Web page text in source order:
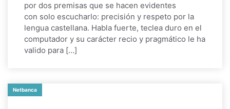
por dos premisas que se hacen evidentes
con solo escucharlo: precisión y respeto por la
lengua castellana. Habla fuerte, teclea duro en el
computador y su carácter recio y pragmático le ha
valido para […]
Netbanca